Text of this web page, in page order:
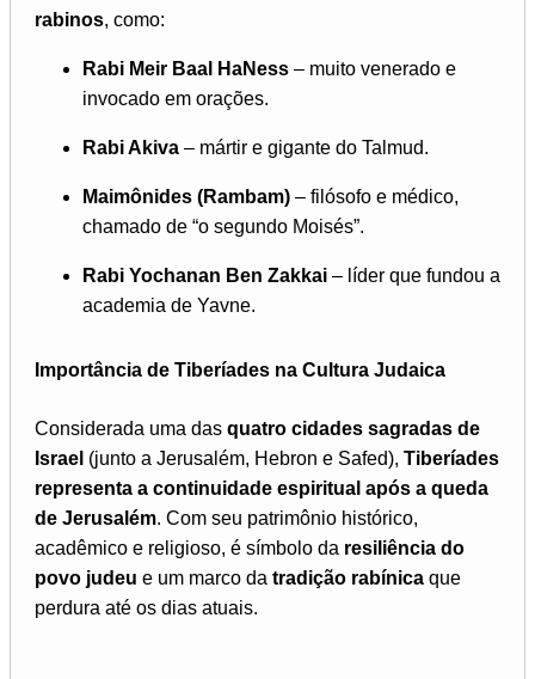
rabinos, como:
Rabi Meir Baal HaNess – muito venerado e
invocado em orações.
Rabi Akiva – mártir e gigante do Talmud.
Maimônides (Rambam) – filósofo e médico,
chamado de “o segundo Moisés”.
Rabi Yochanan Ben Zakkai – líder que fundou a
academia de Yavne.
Importância de Tiberíades na Cultura Judaica
Considerada uma das quatro cidades sagradas de
Israel (junto a Jerusalém, Hebron e Safed), Tiberíades
representa a continuidade espiritual após a queda
de Jerusalém. Com seu patrimônio histórico,
acadêmico e religioso, é símbolo da resiliência do
povo judeu e um marco da tradição rabínica que
perdura até os dias atuais.